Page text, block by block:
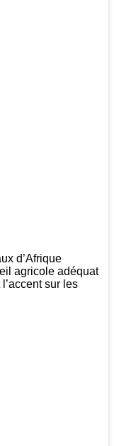
d’Afrique
agricole adéquat
sur les